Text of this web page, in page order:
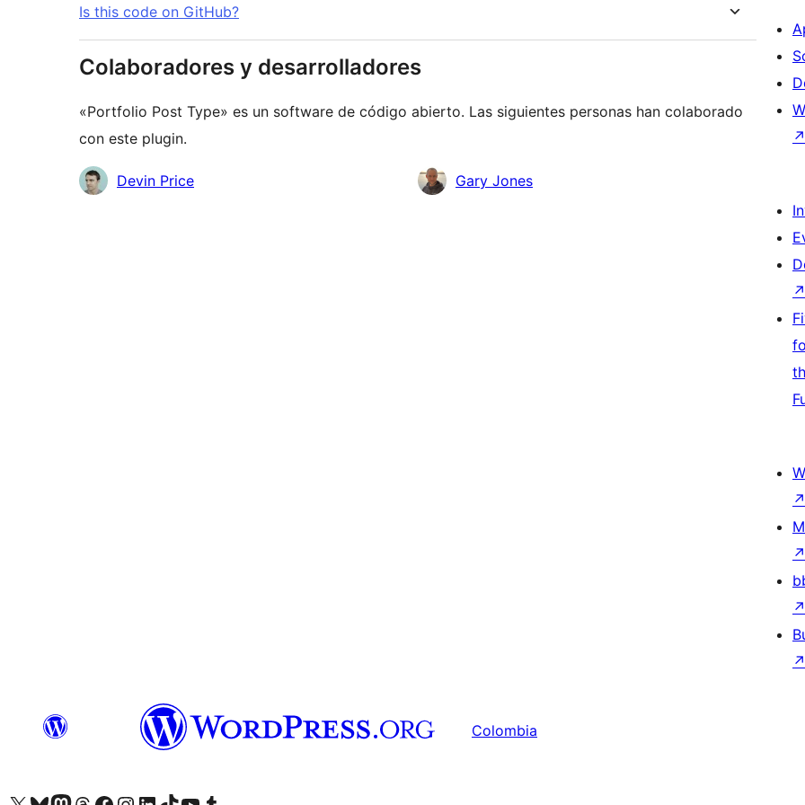
Is this code on GitHub?
Colaboradores y desarrolladores
«Portfolio Post Type» es un software de código abierto. Las siguientes personas han colaborado
con este plugin.
Colaboradores
Devin Price Gary Jones
↗
↗
↗
↗
↗
↗
Colombia